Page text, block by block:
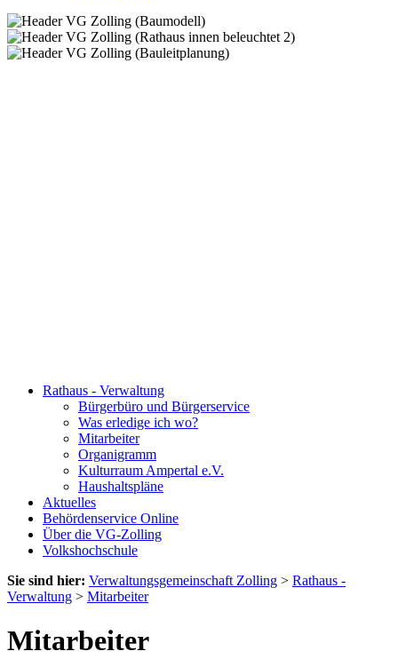
Rathaus - Verwaltung
Bürgerbüro und Bürgerservice
Was erledige ich wo?
Mitarbeiter
Organigramm
Kulturraum Ampertal e.V.
Haushaltspläne
Aktuelles
Behördenservice Online
Über die VG-Zolling
Volkshochschule
Sie sind hier: Verwaltungsgemeinschaft Zolling > Rathaus -
Verwaltung > Mitarbeiter
Mitarbeiter